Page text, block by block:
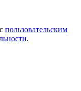
пользовательским
.